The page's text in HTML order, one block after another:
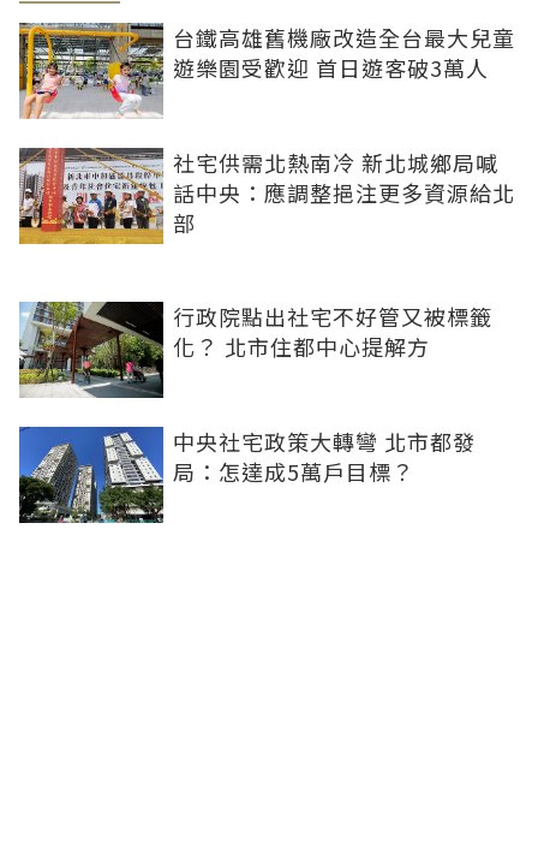
台鐵高雄舊機廠改造全台最大兒童
遊樂園受歡迎 首日遊客破3萬人
社宅供需北熱南冷 新北城鄉局喊
話中央：應調整挹注更多資源給北
部
行政院點出社宅不好管又被標籤
化？ 北市住都中心提解方
中央社宅政策大轉彎 北市都發
局：怎達成5萬戶目標？